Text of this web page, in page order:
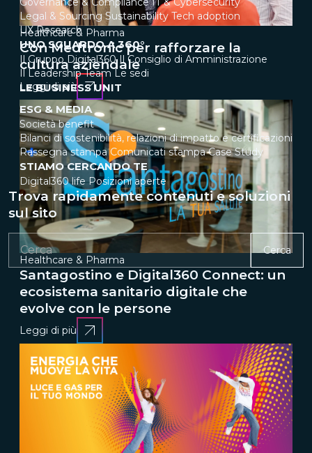
Legal & Sourcing Sustainability Tech adoption
UX Research
UNO SGUARDO A 360°
Il Gruppo Digital360 Il Consiglio di Amministrazione
Il Leadership Team Le sedi
LE BUSINESS UNIT
ESG & MEDIA
Società benefit
Bilanci di sostenibilità, relazioni di impatto e certificazioni
Rassegna stampa Comunicati stampa Case Study
STIAMO CERCANDO TE
Digital360 life Posizioni aperte
Trova rapidamente contenuti e soluzioni
sul sito
Cerca
Healthcare & Pharma
Con Medtronic per rafforzare la
cultura aziendale
Leggi di più
Healthcare & Pharma
Santagostino e Digital360 Connect: un
ecosistema sanitario digitale che
evolve con le persone
Leggi di più